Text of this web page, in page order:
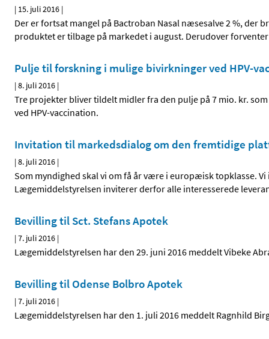
| 15. juli 2016 |
Der er fortsat mangel på Bactroban Nasal næsesalve 2 %, der
produktet er tilbage på markedet i august. Derudover
Pulje til forskning i mulige bivirkninger ved HPV-
|8. juli 2016 |
Tre projekter bliver tildelt midler fra den pulje på 7 mio. kr.
ved HPV-vaccination.
Invitation til markedsdialog om den fremtidige
|8. juli 2016 |
Som myndighed skal vi om få år være i europæisk topklasse.
Lægemiddelstyrelsen inviterer derfor alle interesserede
Bevilling til Sct. Stefans Apotek
|7. juli 2016 |
Lægemiddelstyrelsen har den 29. juni 2016 meddelt Vibeke
Bevilling til Odense Bolbro Apotek
|7. juli 2016 |
Lægemiddelstyrelsen har den 1. juli 2016 meddelt Ragnhild